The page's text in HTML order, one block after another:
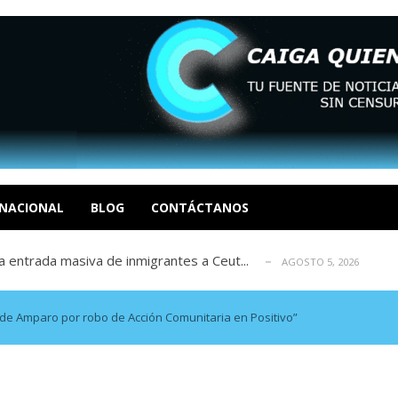
BLOG CONTÁCTANOS
I por la libertad inmediata de l... AGOSTO 5, 2026
revisión de su solicitud de l... AGOSTO 5, 2026
según ONG AGOSTO 5, 2026
entrada masiva de inmigrantes a Ceut...
La tragedia de Venezuela no admi... AGOSTO 5, 2026
I por la libertad inmediata de l... AGOSTO 5, 2026
revisión de su solicitud de l... AGOSTO 5, 2026
según ONG AGOSTO 5, 2026
Amparo por robo de Acción Comunitaria en Positivo”